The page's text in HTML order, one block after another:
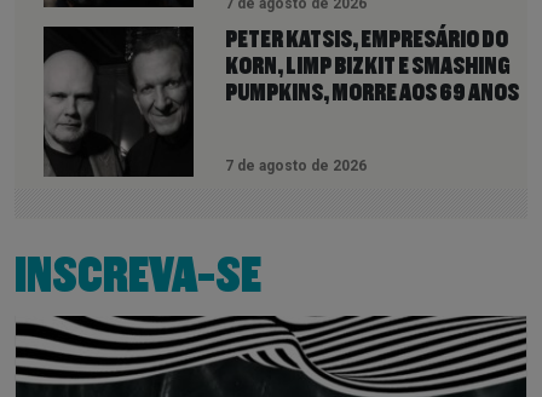
7 de agosto de 2026
PETER KATSIS, EMPRESÁRIO DO
KORN, LIMP BIZKIT E SMASHING
PUMPKINS, MORRE AOS 69 ANOS
7 de agosto de 2026
INSCREVA-SE